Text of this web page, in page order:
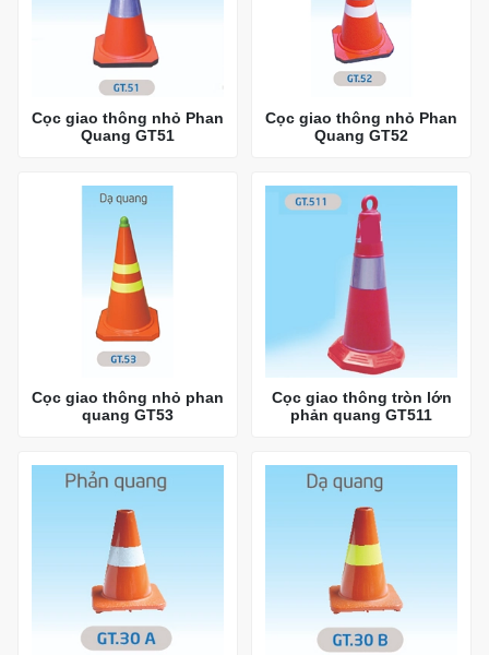
Cọc giao thông nhỏ Phan
Quang GT51
Cọc giao thông nhỏ Phan
Quang GT52
Cọc giao thông nhỏ phan
quang GT53
Cọc giao thông tròn lớn
phản quang GT511